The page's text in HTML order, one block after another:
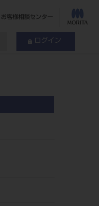
お客様相談センター
ログイン